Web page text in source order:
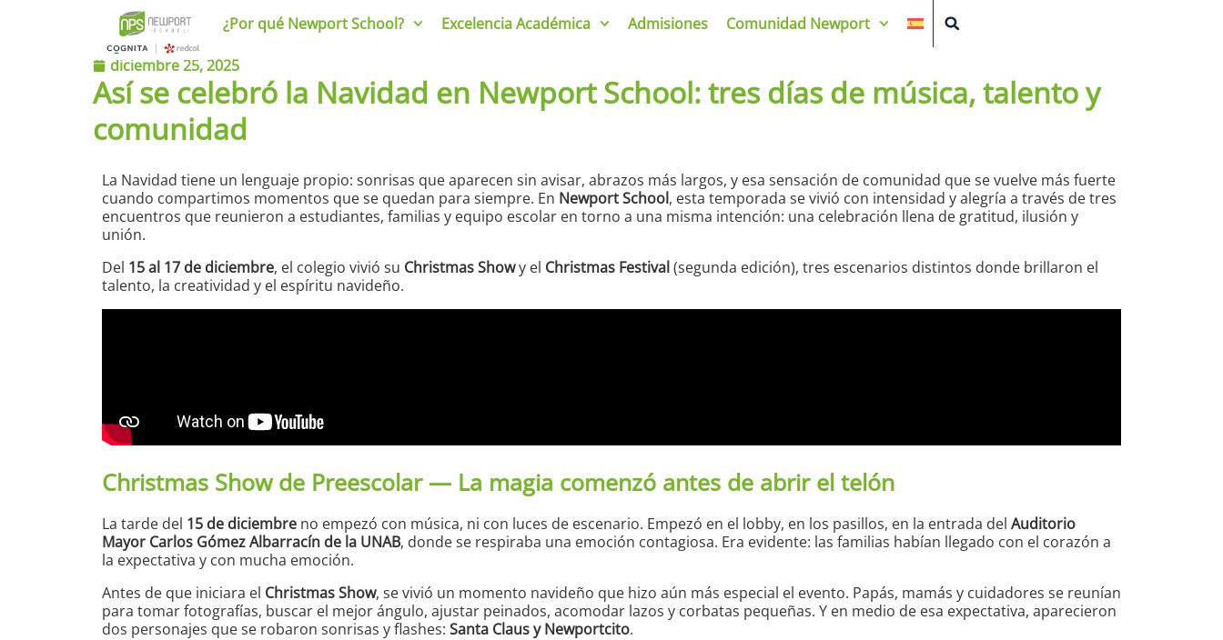
¿Por qué Newport School? Excelencia Académica Admisiones Comunidad Newport
diciembre 25, 2025
Así se celebró la Navidad en Newport School: tres días de música, talento y
comunidad
La Navidad tiene un lenguaje propio: sonrisas que aparecen sin avisar, abrazos más largos, y esa sensación de comunidad que se vuelve más fuerte
cuando compartimos momentos que se quedan para siempre. En Newport School, esta temporada se vivió con intensidad y alegría a través de tres
encuentros que reunieron a estudiantes, familias y equipo escolar en torno a una misma intención: una celebración llena de gratitud, ilusión y
unión.
Del 15 al 17 de diciembre, el colegio vivió su Christmas Showy el Christmas Festival (segunda edición), tres escenarios distintos donde brillaron el
talento, la creatividad y el espíritu navideño.
Christmas Show de Preescolar — La magia comenzó antes de abrir el telón
La tarde del 15 de diciembre no empezó con música, ni con luces de escenario. Empezó en el lobby, en los pasillos, en la entrada del Auditorio
Mayor Carlos Gómez Albarracín de la UNAB, donde se respiraba una emoción contagiosa. Era evidente: las familias habían llegado con el corazón a
la expectativa y con mucha emoción.
Antes de que iniciara el Christmas Show, se vivió un momento navideño que hizo aún más especial el evento. Papás, mamás y cuidadores se reunían
para tomar fotografías, buscar el mejor ángulo, ajustar peinados, acomodar lazos y corbatas pequeñas. Y en medio de esa expectativa, aparecieron
dos personajes que se robaron sonrisas y flashes: Santa Claus y Newportcito.